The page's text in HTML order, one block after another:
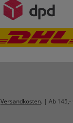
Versandkosten. | Ab